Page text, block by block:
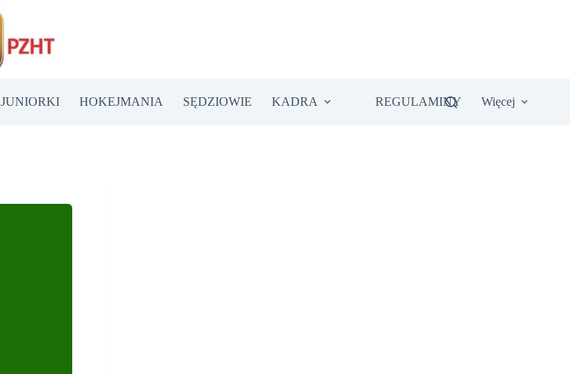
JUNIORKI HOKEJMANIA SĘDZIOWIE KADRA REGULAMINY Więcej